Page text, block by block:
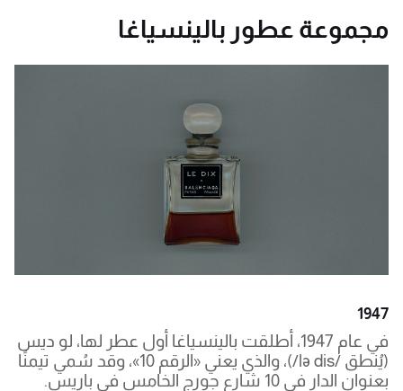
مجموعة عطور بالينسياغا
1947
في عام 1947، أطلقت بالينسياغا أول عطر لها، لو ديس
(يُنطق /lə dis/)، والذي يعني «الرقم 10»، وقد سُمي تيمنًا
بعنوان الدار في 10 شارع جورج الخامس في باريس.